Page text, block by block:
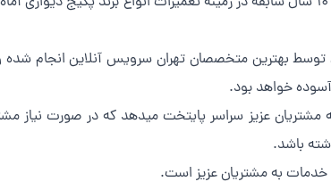
توسط بهترین متخصصان تهران سرویس آنلاین انجام شده
خواهد بود.
عزیز سراسر پایتخت میدهد که در صورت نیاز
باشد.